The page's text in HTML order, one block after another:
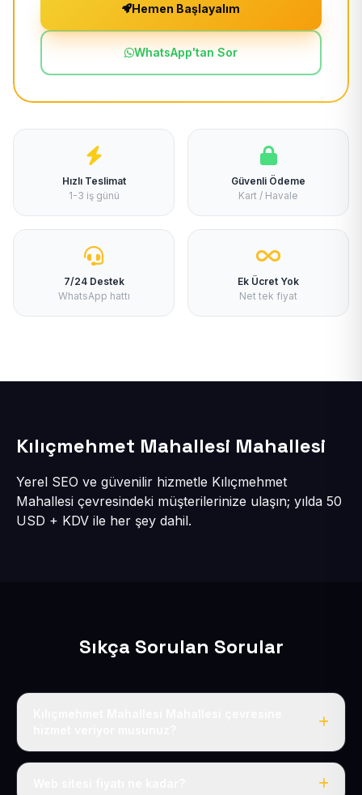
Hemen Başlayalım
WhatsApp'tan Sor
Hızlı Teslimat
1-3 iş günü
Güvenli Ödeme
Kart / Havale
7/24 Destek
WhatsApp hattı
Ek Ücret Yok
Net tek fiyat
Kılıçmehmet Mahallesi Mahallesi
Yerel SEO ve güvenilir hizmetle Kılıçmehmet
Mahallesi çevresindeki müşterilerinize ulaşın; yılda 50
USD + KDV ile her şey dahil.
Sıkça Sorulan Sorular
Evet, Kılıçmehmet Mahallesi dahil tüm Pınarbaşı ve